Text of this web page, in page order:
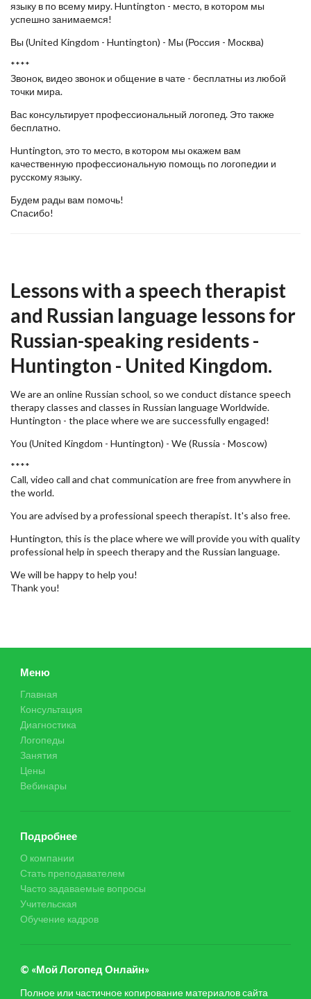
языку в по всему миру. Huntington - место, в котором мы
успешно занимаемся!
Вы (United Kingdom - Huntington) - Мы (Россия - Москва)
****
Звонок, видео звонок и общение в чате - бесплатны из любой
точки мира.
Вас консультирует профессиональный логопед. Это также
бесплатно.
Huntington, это то место, в котором мы окажем вам
качественную профессиональную помощь по логопедии и
русскому языку.
Будем рады вам помочь!
Спасибо!
Lessons with a speech therapist
and Russian language lessons for
Russian-speaking residents -
Huntington - United Kingdom.
We are an online Russian school, so we conduct distance speech
therapy classes and classes in Russian language Worldwide.
Huntington - the place where we are successfully engaged!
You (United Kingdom - Huntington) - We (Russia - Moscow)
****
Call, video call and chat communication are free from anywhere in
the world.
You are advised by a professional speech therapist. It's also free.
Huntington, this is the place where we will provide you with quality
professional help in speech therapy and the Russian language.
We will be happy to help you!
Thank you!
Меню
Главная
Консультация
Диагностика
Логопеды
Занятия
Цены
Вебинары
Подробнее
О компании
Стать преподавателем
Часто задаваемые вопросы
Учительская
Обучение кадров
© «Мой Логопед Онлайн»
Полное или частичное копирование материалов сайта